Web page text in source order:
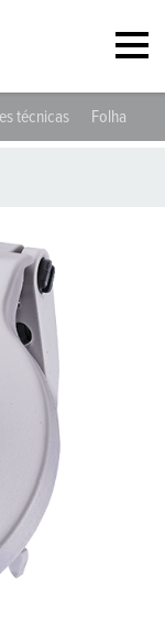
técnicas Folhas de